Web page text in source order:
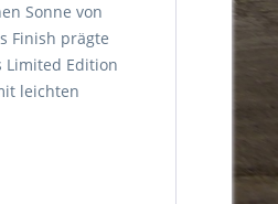
Sonne von
Finish prägte
Limited Edition
leichten